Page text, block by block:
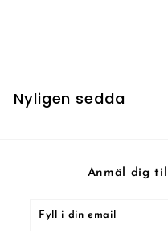
Nyligen sedda
Anmäl dig
Fyll
Prenumerera